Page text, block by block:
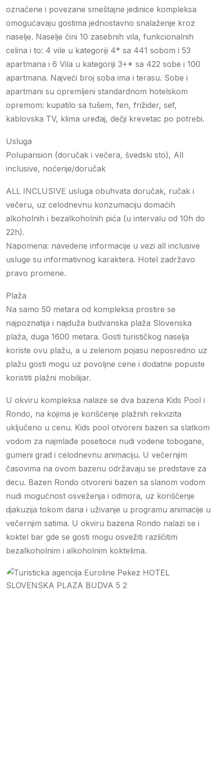
označene i povezane smeštajne jedinice kompleksa
omogućavaju gostima jednostavno snalaženje kroz
naselje. Naselje čini 10 zasebnih vila, funkcionalnih
celina i to: 4 vile u kategoriji 4* sa 441 sobom i 53
apartmana i 6 Vila u kategoriji 3+* sa 422 sobe i 100
apartmana. Najveći broj soba ima i terasu. Sobe i
apartmani su opremljeni standardnom hotelskom
opremom: kupatilo sa tušem, fen, frižider, sef,
kablovska TV, klima uređaj, dečji krevetac po potrebi.
Usluga
Polupansion (doručak i večera, švedski sto), All
inclusive, noćenje/doručak
ALL INCLUSIVE usluga obuhvata doručak, ručak i
večeru, uz celodnevnu konzumaciju domaćih
alkoholnih i bezalkoholnih pića (u intervalu od 10h do
22h).
Napomena: navedene informacije u vezi all inclusive
usluge su informativnog karaktera. Hotel zadržavo
pravo promene.
Plaža
Na samo 50 metara od kompleksa prostire se
najpoznatija i najduža budvanska plaža Slovenska
plaža, duga 1600 metara. Gosti turističkog naselja
koriste ovu plažu, a u zelenom pojasu neposredno uz
plažu gosti mogu uz povoljne cene i dodatne popuste
koristiti plažni mobilijar.
U okviru kompleksa nalaze se dva bazena Kids Pool i
Rondo, na kojima je korišćenje plažnih rekvizita
uključeno u cenu. Kids pool otvoreni bazen sa slatkom
vodom za najmlađe posetioce nudi vodene tobogane,
gumeni grad i celodnevnu animaciju. U večernjim
časovima na ovom bazenu održavaju se predstave za
decu. Bazen Rondo otvoreni bazen sa slanom vodom
nudi mogućnost osveženja i odmora, uz koriščenje
djakuzija tokom dana i uživanje u programu animacije u
večernjim satima. U okviru bazena Rondo nalazi se i
koktel bar gde se gosti mogu osvežiti različitim
bezalkoholnim i alkoholnim koktelima.